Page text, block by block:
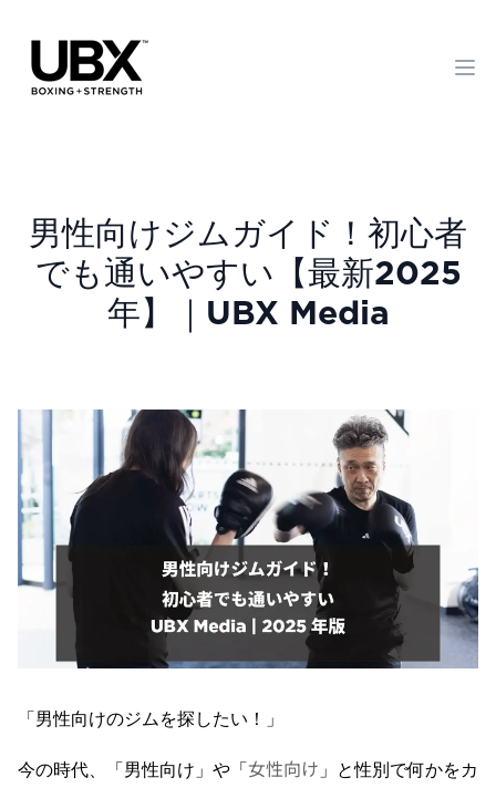
男性向けジムガイド！初心者
でも通いやすい【最新2025
年】｜UBX Media
「男性向けのジムを探したい！」
今の時代、「男性向け」や「 女性向け 」と性別で何かをカ